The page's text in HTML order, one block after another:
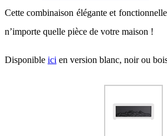
Cette combinaison élégante et
n’importe quelle pièce de votre maison !
Disponible ici en version blanc, noir ou